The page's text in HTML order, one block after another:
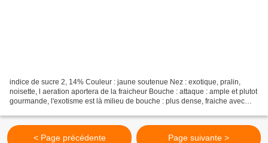
indice de sucre 2, 14% Couleur : jaune soutenue Nez : exotique, pralin,
noisette, l aeration aportera de la fraicheur Bouche : attaque : ample et plutot
gourmande, l'exotisme est là milieu de bouche : plus dense, fraiche avec
< Page précédente Page suivante >